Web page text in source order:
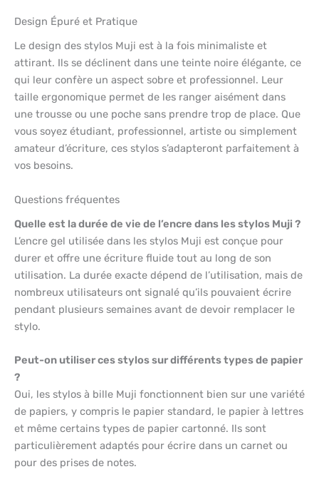
Design Épuré et Pratique
Le design des stylos Muji est à la fois minimaliste et
attirant. Ils se déclinent dans une teinte noire élégante, ce
qui leur confère un aspect sobre et professionnel. Leur
taille ergonomique permet de les ranger aisément dans
une trousse ou une poche sans prendre trop de place. Que
vous soyez étudiant, professionnel, artiste ou simplement
amateur d’écriture, ces stylos s’adapteront parfaitement à
vos besoins.
Questions fréquentes
Quelle est la durée de vie de l’encre dans les stylos Muji ?
L’encre gel utilisée dans les stylos Muji est conçue pour
durer et offre une écriture fluide tout au long de son
utilisation. La durée exacte dépend de l’utilisation, mais de
nombreux utilisateurs ont signalé qu’ils pouvaient écrire
pendant plusieurs semaines avant de devoir remplacer le
stylo.
Peut-on utiliser ces stylos sur différents types de papier
?
Oui, les stylos à bille Muji fonctionnent bien sur une variété
de papiers, y compris le papier standard, le papier à lettres
et même certains types de papier cartonné. Ils sont
particulièrement adaptés pour écrire dans un carnet ou
pour des prises de notes.